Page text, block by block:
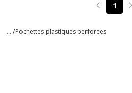
Page1
... /Pochettes plastiques perforées